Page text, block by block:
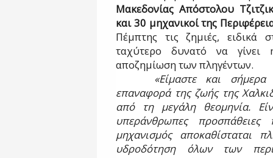
Μακεδονίας Απόστολου
και 30 μηχανικοί της
Πέμπτης τις ζημιές, ειδικά
ταχύτερο δυνατό να
αποζημίωση των πληγέντων.
«Είμαστε και
επαναφορά της ζωής της
από τη μεγάλη θεομηνία.
υπεράνθρωπες
μηχανισμός αποκαθίσταται
υδροδότηση όλων των